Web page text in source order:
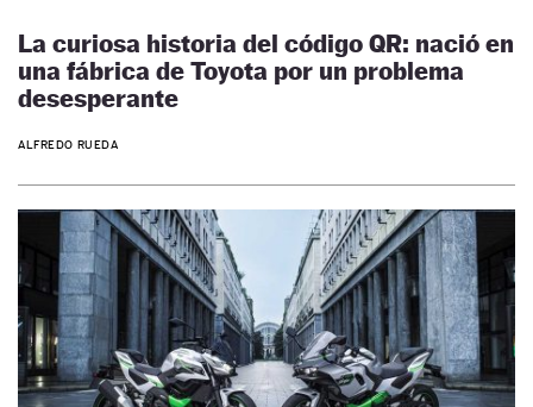
La curiosa historia del código QR: nació en
una fábrica de Toyota por un problema
desesperante
ALFREDO RUEDA